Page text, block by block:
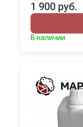
1 900 руб.
В наличии